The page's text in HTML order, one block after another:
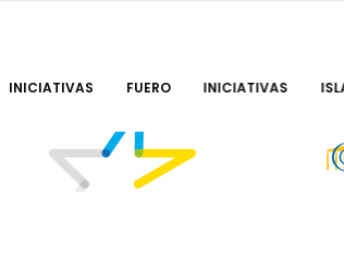
INICIATIVAS FUERO INICIATIVAS